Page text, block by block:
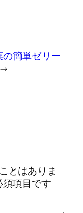
の簡単ゼリー
→
とはありま
項目です